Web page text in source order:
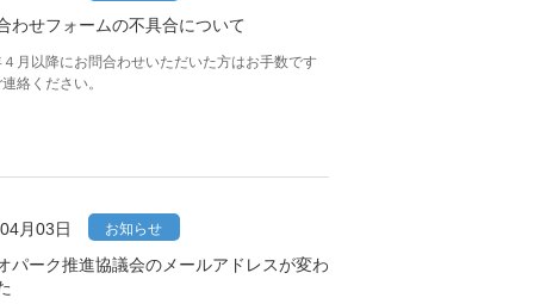
わせフォームの不具合について
月以降にお問合わせいただいた方はお手数です
絡ください。
月03日 お知らせ
パーク推進協議会のメールアドレスが変わ